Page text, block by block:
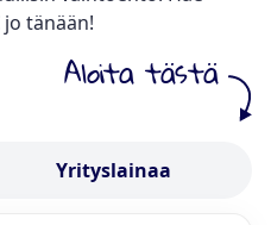
jo tänään!
Aloita tästä
Yrityslainaa